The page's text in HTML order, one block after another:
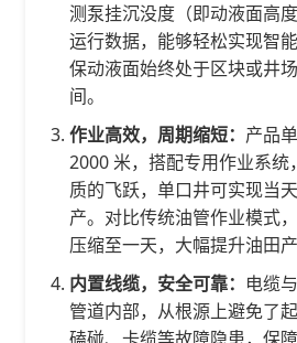
测泵挂沉没度（即动液面高
运行数据，能够轻松实现智
保动液面始终处于区块或井
间。
作业高效，周期缩短： 产品
2000 米，搭配专用作业系统
质的飞跃，单口井可实现当
产。对比传统油管作业模式
压缩至一天，大幅提升油田
内置线缆，安全可靠： 电缆
管道内部，从根源上避免了